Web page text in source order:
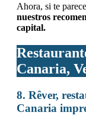
Ahora, si te
nuestros
capital.
Canaria,
8. Rêver,
Canaria